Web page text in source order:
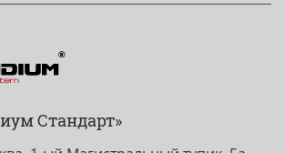
Стандарт»